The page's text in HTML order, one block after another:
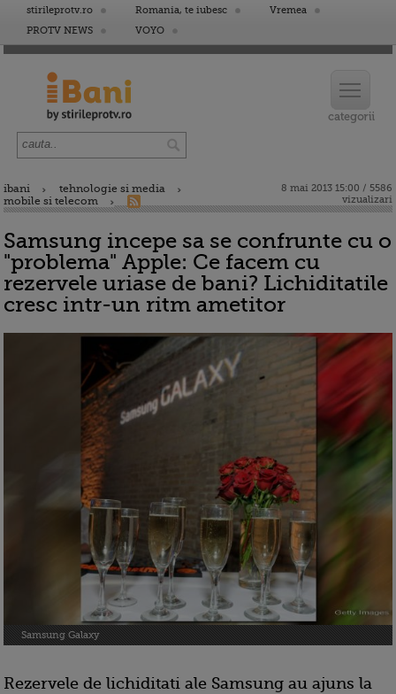
stirileprotv.ro Romania, te iubesc
Vremea
PROTV NEWS
VOYO
ibani
tehnologie si media
mobile si telecom
8 mai 2013 15:00 / 5586
vizualizari
Samsung incepe sa se confrunte cu o
"problema" Apple: Ce facem cu
rezervele uriase de bani? Lichiditatile
cresc intr-un ritm ametitor
Samsung Galaxy
Rezervele de lichiditati ale Samsung au ajuns la